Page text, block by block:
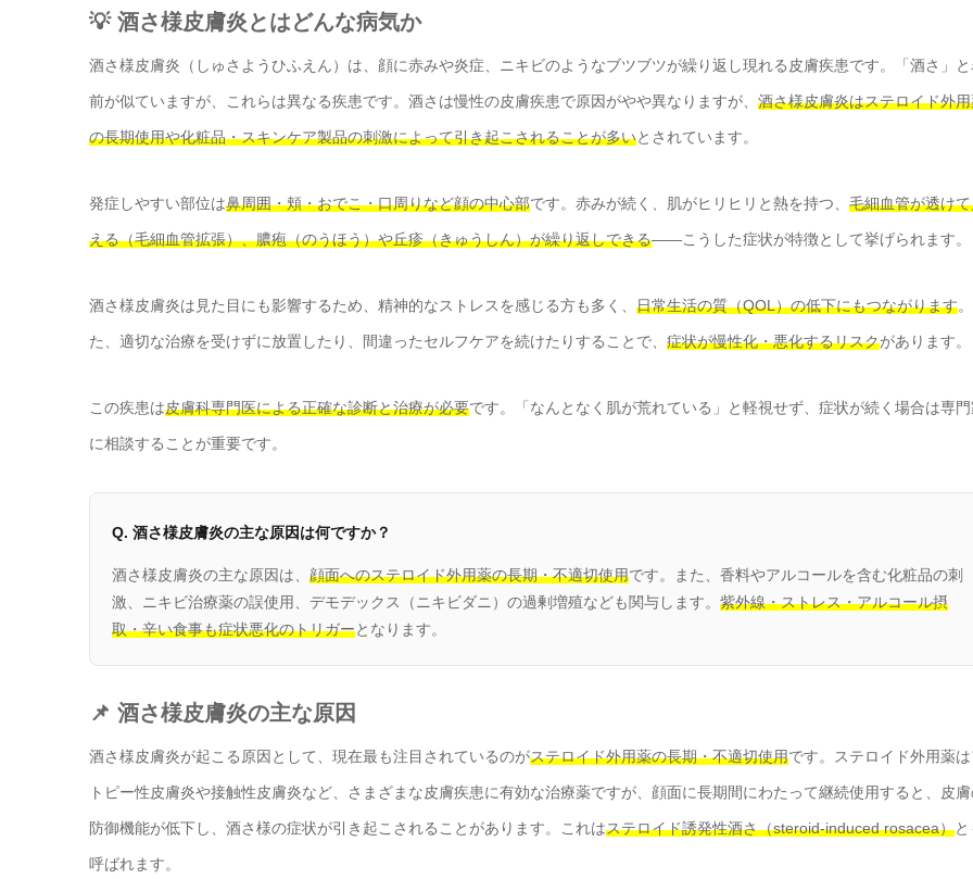
💡 酒さ様皮膚炎とはどんな病気か
酒さ様皮膚炎（しゅさようひふえん）は、顔に赤みや炎症、ニキビのようなブツブツが繰り返し現れる皮膚疾患です。「酒さ」と
前が似ていますが、これらは異なる疾患です。酒さは慢性の皮膚疾患で原因がやや異なりますが、 酒さ様皮膚炎はステロイド外
の長期使用や化粧品・スキンケア製品の刺激によって引き起こされることが多いとされています。
発症しやすい部位は鼻周囲・頬・おでこ・口周りなど顔の中心部です。赤みが続く、肌がヒリヒリと熱を持つ、 毛細血管が透け
える（毛細血管拡張）、膿疱（のうほう）や丘疹（きゅうしん）が繰り返しできる——こうした症状が特徴として挙げられます。
酒さ様皮膚炎は見た目にも影響するため、精神的なストレスを感じる方も多く、 日常生活の質（QOL）の低下にもつながります
た、適切な治療を受けずに放置したり、間違ったセルフケアを続けたりすることで、 症状が慢性化・悪化するリスクがあります。
この疾患は皮膚科専門医による正確な診断と治療が必要です。「なんとなく肌が荒れている」と軽視せず、症状が続く場合は専門
に相談することが重要です。
Q. 酒さ様皮膚炎の主な原因は何ですか？
酒さ様皮膚炎の主な原因は、 顔面へのステロイド外用薬の長期・不適切使用です。また、香料やアルコールを含む化粧品の刺
激、ニキビ治療薬の誤使用、デモデックス（ニキビダニ）の過剰増殖なども関与します。 紫外線・ストレス・アルコール摂
取・辛い食事も症状悪化のトリガーとなります。
📌 酒さ様皮膚炎の主な原因
酒さ様皮膚炎が起こる原因として、現在最も注目されているのがステロイド外用薬の長期・不適切使用です。ステロイド外用薬は
トピー性皮膚炎や接触性皮膚炎など、さまざまな皮膚疾患に有効な治療薬ですが、顔面に長期間にわたって継続使用すると、皮
防御機能が低下し、酒さ様の症状が引き起こされることがあります。これはステロイド誘発性酒さ（steroid-induced rosacea）と
呼ばれます。